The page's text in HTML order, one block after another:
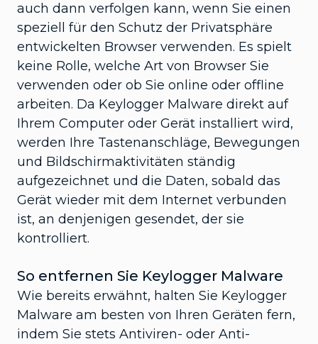
auch dann verfolgen kann, wenn Sie einen
speziell für den Schutz der Privatsphäre
entwickelten Browser verwenden. Es spielt
keine Rolle, welche Art von Browser Sie
verwenden oder ob Sie online oder offline
arbeiten. Da Keylogger Malware direkt auf
Ihrem Computer oder Gerät installiert wird,
werden Ihre Tastenanschläge, Bewegungen
und Bildschirmaktivitäten ständig
aufgezeichnet und die Daten, sobald das
Gerät wieder mit dem Internet verbunden
ist, an denjenigen gesendet, der sie
kontrolliert.
So entfernen Sie Keylogger Malware
Wie bereits erwähnt, halten Sie Keylogger
Malware am besten von Ihren Geräten fern,
indem Sie stets Antiviren- oder Anti-